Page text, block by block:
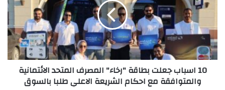
بطاقة
المصرف
المتحد
الائتمانية
والمتوافقة
10 اسباب جعلت بطاقة "رخاء" المصرف المتحد الائتمانية
والمتوافقة مع احكام الشريعة الاعلي طلبا بالسوق